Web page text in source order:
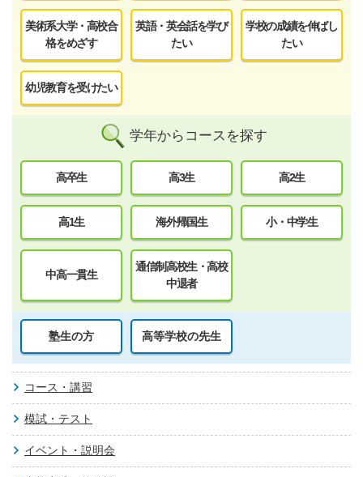
美術系大学・高校合
格をめざす
英語・英会話を学び
たい
学校の成績を伸ばし
たい
幼児教育を受けたい
学年からコースを探す
高卒生 高3生 高2生
高1生 海外帰国生 小・中学生
中高一貫生
通信制高校生・高校
中退者
塾生の方 高等学校の先生
コース・講習
模試・テスト
イベント・説明会